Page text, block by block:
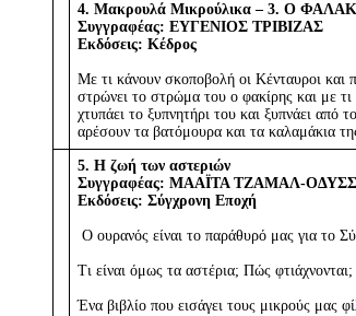
4. Μακρουλά Μικρούλικα – 3. Ο
Συγγραφέας: ΕΥΓΕΝΙΟΣ ΤΡΙΒΙΖΑΣ
Εκδόσεις: Κέδρος
Με τι κάνουν σκοποβολή οι Κένταυροι και
στρώνει το στρώμα του ο φακίρης και με τι
χτυπάει το ξυπνητήρι του και ξυπνάει από
αρέσουν τα βατόμουρα και τα καλαμάκια
5. Η ζωή των αστεριών
Συγγραφέας: ΜΑΑΪΤΑ ΤΖΑΜΑΛ-
Εκδόσεις: Σύγχρονη Εποχή
Ο ουρανός είναι το παράθυρό μας για το
Τι είναι όμως τα αστέρια; Πώς
Ένα βιβλίο που εισάγει τους μικρούς